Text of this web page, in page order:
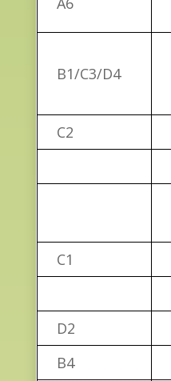
B1/C3/D4
C2
C1
D2
B4